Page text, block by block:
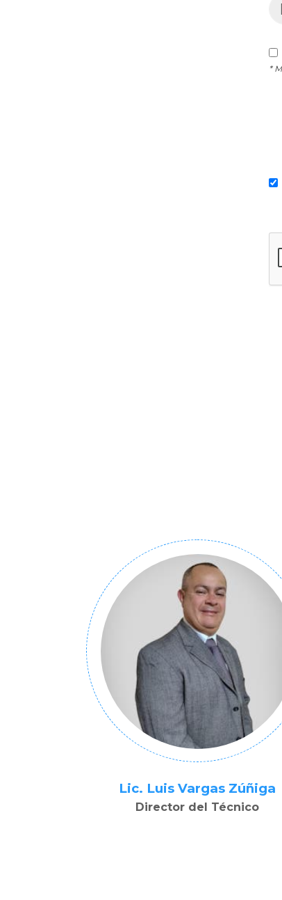
*
Lic. Luis Vargas Zúñiga
Director del Técnico